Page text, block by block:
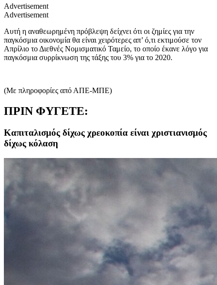
Advertisement
Advertisement
Αυτή η αναθεωρημένη πρόβλεψη δείχνει ότι οι ζημίες για την
παγκόσμια οικονομία θα είναι χειρότερες απ’ ό,τι εκτιμούσε τον
Απρίλιο το Διεθνές Νομισματικό Ταμείο, το οποίο έκανε λόγο για
παγκόσμια συρρίκνωση της τάξης του 3% για το 2020.
(Με πληροφορίες από ΑΠΕ-ΜΠΕ)
ΠΡΙΝ ΦΥΓΕΤΕ:
Καπιταλισμός δίχως χρεοκοπία είναι χριστιανισμός
δίχως κόλαση